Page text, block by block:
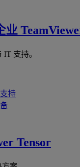
业
支持。
持
Tensor